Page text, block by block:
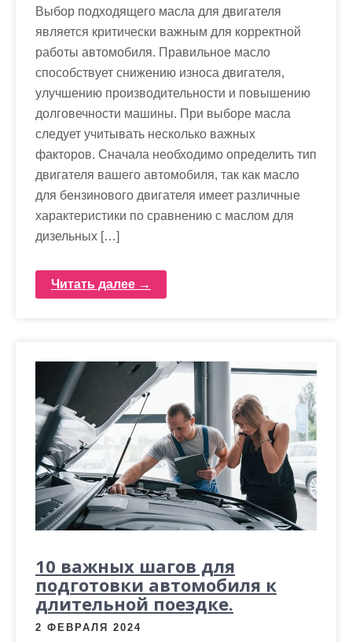
Выбор подходящего масла для двигателя
является критически важным для корректной
работы автомобиля. Правильное масло
способствует снижению износа двигателя,
улучшению производительности и повышению
долговечности машины. При выборе масла
следует учитывать несколько важных
факторов. Сначала необходимо определить тип
двигателя вашего автомобиля, так как масло
для бензинового двигателя имеет различные
характеристики по сравнению с маслом для
дизельных […]
Читать далее →
10 важных шагов для
подготовки автомобиля к
длительной поездке.
2 ФЕВРАЛЯ 2024